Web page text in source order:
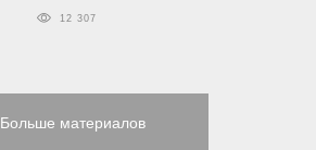
12 307
Больше материалов